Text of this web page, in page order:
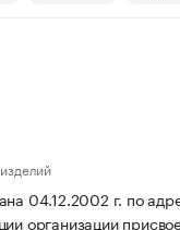
04.12.2002 г. по
организации